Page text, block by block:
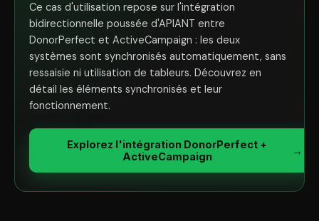
Ce cas d'utilisation repose sur l'intégration
bidirectionnelle poussée d'APIANT entre
DonorPerfect et ActiveCampaign : les deux
systèmes sont synchronisés automatiquement, sans
ressaisie ni utilisation de tableurs. Découvrez en
détail les éléments synchronisés et leur
fonctionnement.
Explorez l'intégration DonorPerfect +
ActiveCampaign
→